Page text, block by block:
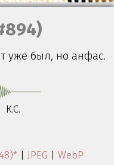
уже был, но анфас.
К.С.
| JPEG | WebP